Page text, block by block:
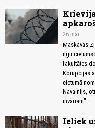
26.mai
Maskavas
ilgu
fakultātes
Korupcijas
cietumā
Navaļnijs,
invariant".
Ieliek